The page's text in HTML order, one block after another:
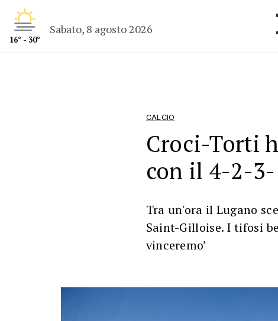
16° - 30°
Sabato, 8 agosto 2026
CALCIO
Croci-Torti
con il 4-2-3-
Tra un'ora il Lugano
Saint-Gilloise. I tifosi
vinceremo’